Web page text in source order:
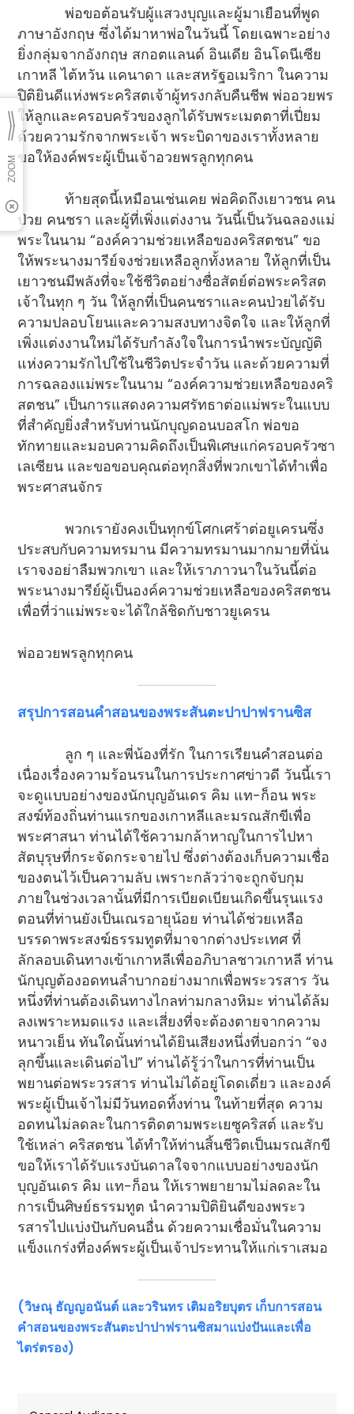
พ่อขอต้อนรับผู้แสวงบุญและผู้มาเยือนที่พูด
ภาษาอังกฤษ ซึ่งได้มาหาพ่อในวันนี้ โดยเฉพาะอย่าง
ยิ่งกลุ่มจากอังกฤษ สกอตแลนด์ อินเดีย อินโดนีเซีย
เกาหลี ไต้หวัน แคนาดา และสหรัฐอเมริกา ในความ
ปิติยินดีแห่งพระคริสตเจ้าผู้ทรงกลับคืนชีพ พ่ออวยพร
ให้ลูกและครอบครัวของลูกได้รับพระเมตตาที่เปี่ยม
ด้วยความรักจากพระเจ้า พระบิดาของเราทั้งหลาย
ขอให้องค์พระผู้เป็นเจ้าอวยพรลูกทุกคน
ท้ายสุดนี้เหมือนเช่นเคย พ่อคิดถึงเยาวชน คน
ป่วย คนชรา และผู้ที่เพิ่งแต่งงาน วันนี้เป็นวันฉลองแม่
พระในนาม “องค์ความช่วยเหลือของคริสตชน” ขอ
ให้พระนางมารีย์จงช่วยเหลือลูกทั้งหลาย ให้ลูกที่เป็น
เยาวชนมีพลังที่จะใช้ชีวิตอย่างซื่อสัตย์ต่อพระคริสต
เจ้าในทุก ๆ วัน ให้ลูกที่เป็นคนชราและคนป่วยได้รับ
ความปลอบโยนและความสงบทางจิตใจ และให้ลูกที่
เพิ่งแต่งงานใหม่ได้รับกำลังใจในการนำพระบัญญัติ
แห่งความรักไปใช้ในชีวิตประจำวัน และด้วยความที่
การฉลองแม่พระในนาม “องค์ความช่วยเหลือของคริ
สตชน” เป็นการแสดงความศรัทธาต่อแม่พระในแบบ
ที่สำคัญยิ่งสำหรับท่านนักบุญดอนบอสโก พ่อขอ
ทักทายและมอบความคิดถึงเป็นพิเศษแก่ครอบครัวซา
เลเซียน และขอขอบคุณต่อทุกสิ่งที่พวกเขาได้ทำเพื่อ
พระศาสนจักร
พวกเรายังคงเป็นทุกข์โศกเศร้าต่อยูเครนซึ่ง
ประสบกับความทรมาน มีความทรมานมากมายที่นั่น
เราจงอย่าลืมพวกเขา และให้เราภาวนาในวันนี้ต่อ
พระนางมารีย์ผู้เป็นองค์ความช่วยเหลือของคริสตชน
เพื่อที่ว่าแม่พระจะได้ใกล้ชิดกับชาวยูเครน
พ่ออวยพรลูกทุกคน
สรุปการสอนคำสอนของพระสันตะปาปาฟรานซิส
ลูก ๆ และพี่น้องที่รัก ในการเรียนคำสอนต่อ
เนื่องเรื่องความร้อนรนในการประกาศข่าวดี วันนี้เรา
จะดูแบบอย่างของนักบุญอันเดร คิม แท-ก็อน พระ
สงฆ์ท้องถิ่นท่านแรกของเกาหลีและมรณสักขีเพื่อ
พระศาสนา ท่านได้ใช้ความกล้าหาญในการไปหา
สัตบุรุษที่กระจัดกระจายไป ซึ่งต่างต้องเก็บความเชื่อ
ของตนไว้เป็นความลับ เพราะกลัวว่าจะถูกจับกุม
ภายในช่วงเวลานั้นที่มีการเบียดเบียนเกิดขึ้นรุนแรง
ตอนที่ท่านยังเป็นเณรอายุน้อย ท่านได้ช่วยเหลือ
บรรดาพระสงฆ์ธรรมทูตที่มาจากต่างประเทศ ที่
ลักลอบเดินทางเข้าเกาหลีเพื่ออภิบาลชาวเกาหลี ท่าน
นักบุญต้องอดทนลำบากอย่างมากเพื่อพระวรสาร วัน
หนึ่งที่ท่านต้องเดินทางไกลท่ามกลางหิมะ ท่านได้ล้ม
ลงเพราะหมดแรง และเสี่ยงที่จะต้องตายจากความ
หนาวเย็น ทันใดนั้นท่านได้ยินเสียงหนึ่งที่บอกว่า “จง
ลุกขึ้นและเดินต่อไป” ท่านได้รู้ว่าในการที่ท่านเป็น
พยานต่อพระวรสาร ท่านไม่ได้อยู่โดดเดี่ยว และองค์
พระผู้เป็นเจ้าไม่มีวันทอดทิ้งท่าน ในท้ายที่สุด ความ
อดทนไม่ลดละในการติดตามพระเยซูคริสต์ และรับ
ใช้เหล่า คริสตชน ได้ทำให้ท่านสิ้นชีวิตเป็นมรณสักขี
ขอให้เราได้รับแรงบันดาลใจจากแบบอย่างของนัก
บุญอันเดร คิม แท-ก็อน ให้เราพยายามไม่ลดละใน
การเป็นศิษย์ธรรมทูต นำความปิติยินดีของพระว
รสารไปแบ่งปันกับคนอื่น ด้วยความเชื่อมั่นในความ
แข็งแกร่งที่องค์พระผู้เป็นเจ้าประทานให้แก่เราเสมอ
(วิษณุ ธัญญอนันต์ และวรินทร เติมอริยบุตร เก็บการสอน
คำสอนของพระสันตะปาปาฟรานซิสมาแบ่งปันและเพื่อ
ไตร่ตรอง)